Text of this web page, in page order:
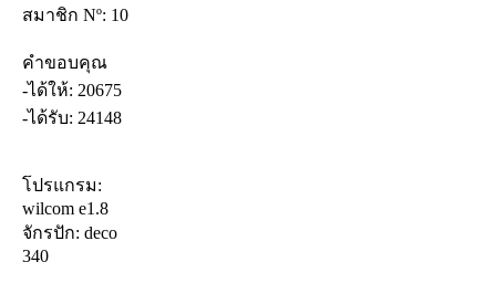
สมาชิก Nº: 10
คำขอบคุณ
-ได้ให้: 20675
-ได้รับ: 24148
โปรแกรม:
wilcom e1.8
จักรปัก: deco
340